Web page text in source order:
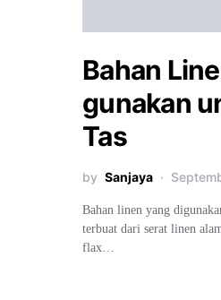
Bahan
gunakan
Tas
by Sanjaya
Bahan linen yang
terbuat dari serat linen
flax…